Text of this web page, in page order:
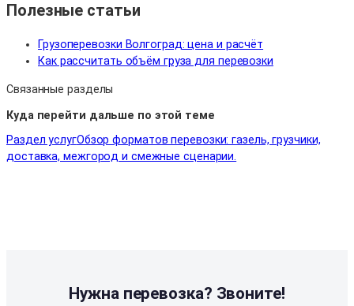
Полезные статьи
Грузоперевозки Волгоград: цена и расчёт
Как рассчитать объём груза для перевозки
Связанные разделы
Куда перейти дальше по этой теме
Раздел услугОбзор форматов перевозки: газель, грузчики,
доставка, межгород и смежные сценарии.
Нужна перевозка? Звоните!